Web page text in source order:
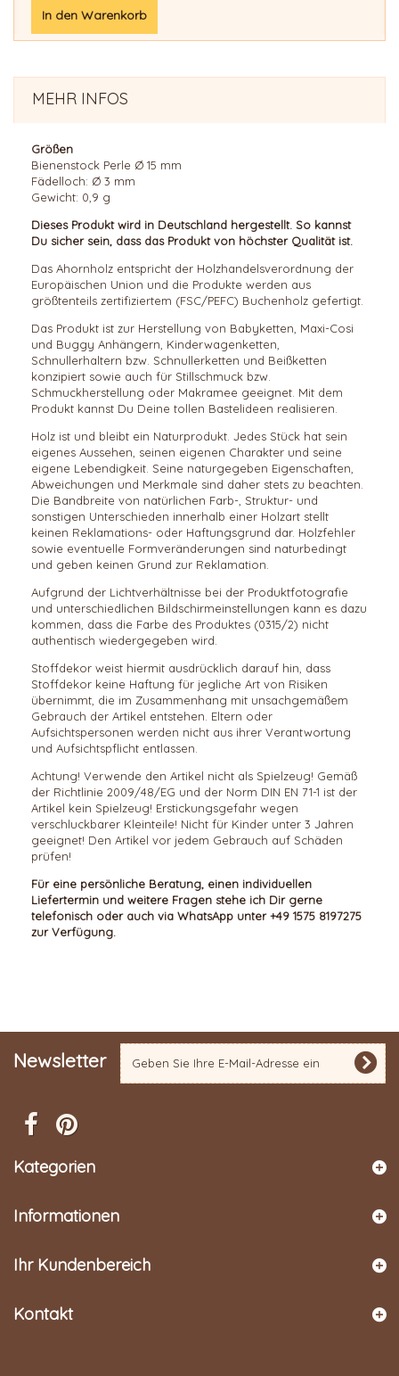
In den Warenkorb
MEHR INFOS
Größen
Bienenstock Perle Ø 15 mm
Fädelloch: Ø 3 mm
Gewicht: 0,9 g
Dieses Produkt wird in Deutschland hergestellt. So kannst
Du sicher sein, dass das Produkt von höchster Qualität ist.
Das Ahornholz entspricht der Holzhandelsverordnung der
Europäischen Union und die Produkte werden aus
größtenteils zertifiziertem (FSC/PEFC) Buchenholz gefertigt.
Das Produkt ist zur Herstellung von Babyketten, Maxi-Cosi
und Buggy Anhängern, Kinderwagenketten,
Schnullerhaltern bzw. Schnullerketten und Beißketten
konzipiert sowie auch für Stillschmuck bzw.
Schmuckherstellung oder Makramee geeignet. Mit dem
Produkt kannst Du Deine tollen Bastelideen realisieren.
Holz ist und bleibt ein Naturprodukt. Jedes Stück hat sein
eigenes Aussehen, seinen eigenen Charakter und seine
eigene Lebendigkeit. Seine naturgegeben Eigenschaften,
Abweichungen und Merkmale sind daher stets zu beachten.
Die Bandbreite von natürlichen Farb-, Struktur- und
sonstigen Unterschieden innerhalb einer Holzart stellt
keinen Reklamations- oder Haftungsgrund dar. Holzfehler
sowie eventuelle Formveränderungen sind naturbedingt
und geben keinen Grund zur Reklamation.
Aufgrund der Lichtverhältnisse bei der Produktfotografie
und unterschiedlichen Bildschirmeinstellungen kann es dazu
kommen, dass die Farbe des Produktes (0315/2) nicht
authentisch wiedergegeben wird.
Stoffdekor weist hiermit ausdrücklich darauf hin, dass
Stoffdekor keine Haftung für jegliche Art von Risiken
übernimmt, die im Zusammenhang mit unsachgemäßem
Gebrauch der Artikel entstehen. Eltern oder
Aufsichtspersonen werden nicht aus ihrer Verantwortung
und Aufsichtspflicht entlassen.
Achtung! Verwende den Artikel nicht als Spielzeug! Gemäß
der Richtlinie 2009/48/EG und der Norm DIN EN 71-1 ist der
Artikel kein Spielzeug! Erstickungsgefahr wegen
verschluckbarer Kleinteile! Nicht für Kinder unter 3 Jahren
geeignet! Den Artikel vor jedem Gebrauch auf Schäden
prüfen!
Für eine persönliche Beratung, einen individuellen
Liefertermin und weitere Fragen stehe ich Dir gerne
telefonisch oder auch via WhatsApp unter +49 1575 8197275
zur Verfügung.
Newsletter
Kategorien
Informationen
Ihr Kundenbereich
Kontakt